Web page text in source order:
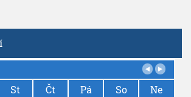
St Čt Pá So
Ne